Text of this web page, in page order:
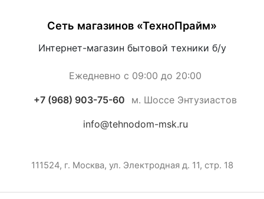
Сеть магазинов «ТехноПрайм»
Интернет-магазин бытовой техники б/у
Ежедневно с 09:00 до 20:00
+7 (968) 903-75-60 м. Шоссе Энтузиастов
info@tehnodom-msk.ru
111524, г. Москва, ул. Электродная д. 11, стр. 18